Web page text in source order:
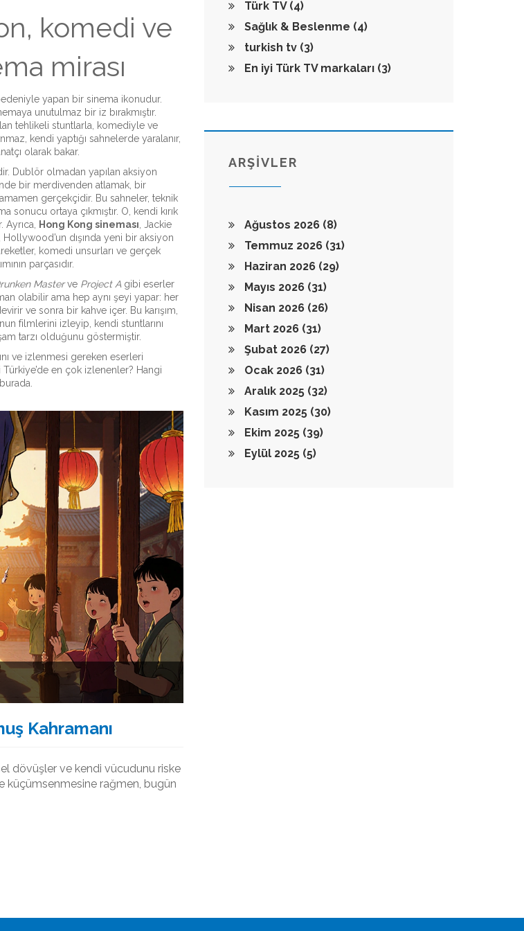
komedi ve
mirası
yapan bir sinema ikonudur.
unutulmaz bir iz bırakmıştır.
tehlikeli stuntlarla, komediyle ve
kendi yaptığı sahnelerde yaralanır,
olarak bakar.
. Dublör olmadan yapılan aksiyon
bir merdivenden atlamak, bir
gerçekçidir. Bu sahneler, teknik
sonucu ortaya çıkmıştır. O, kendi kırık
Ayrıca, Hong Kong sineması Jackie
dışında yeni bir aksiyon
komedi unsurları ve gerçek
parçasıdır.
Masterve Project A gibi eserler
olabilir ama hep aynı şeyi yapar: her
ve sonra bir kahve içer. Bu karışım,
filmlerini izleyip, kendi stuntlarını
tarzı olduğunu göstermiştir.
ve izlenmesi gereken eserleri
Türkiye’de en çok izlenenler? Hangi
Kahramanı
dövüşler ve kendi vücudunu riske
küçümsenmesine rağmen, bugün
Türk TV (4)
Sağlık & Beslenme (4)
turkish tv (3)
En iyi Türk TV markaları (3)
ARŞİVLER
Ağustos 2026 (8)
Temmuz 2026 (31)
Haziran 2026 (29)
Mayıs 2026 (31)
Nisan 2026 (26)
Mart 2026 (31)
Şubat 2026 (27)
Ocak 2026 (31)
Aralık 2025 (32)
Kasım 2025 (30)
Ekim 2025 (39)
Eylül 2025 (5)